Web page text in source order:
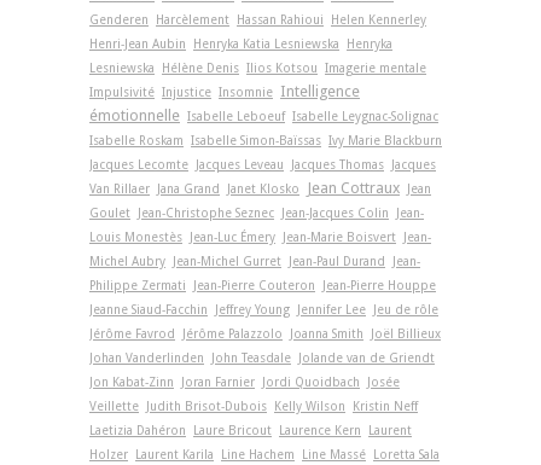
Genderen
Harcèlement Hassan Rahioui
Helen Kennerley
Henri-Jean Aubin
Henryka Katia Lesniewska
Henryka
Lesniewska
Hélène Denis Ilios Kotsou Imagerie mentale
Impulsivité Injustice Insomnie Intelligence
émotionnelle Isabelle Leboeuf Isabelle Leygnac-Solignac
Isabelle Roskam Isabelle Simon-Baïssas Ivy Marie Blackburn
Jacques Lecomte Jacques Leveau Jacques Thomas Jacques
Van Rillaer Jana Grand Janet Klosko Jean Cottraux Jean
Goulet Jean-Christophe Seznec Jean-Jacques Colin
Jean-
Louis Monestès Jean-Luc Émery Jean-Marie Boisvert Jean-
Michel Aubry Jean-Michel Gurret Jean-Paul Durand
Jean-
Philippe Zermati
Jean-Pierre Couteron
Jean-Pierre Houppe
Jeanne Siaud-Facchin
Jeffrey Young Jennifer Lee Jeu de rôle
Jérôme Favrod
Jérôme Palazzolo Joanna Smith
Joël Billieux
Johan Vanderlinden
John Teasdale Jolande van de Griendt
Jon Kabat-Zinn
Joran Farnier Jordi Quoidbach
Josée
Veillette Judith Brisot-Dubois Kelly Wilson
Kristin Neff
Laetizia Dahéron
Laure Bricout Laurence Kern
Laurent
Holzer Laurent Karila Line Hachem Line Massé Loretta Sala